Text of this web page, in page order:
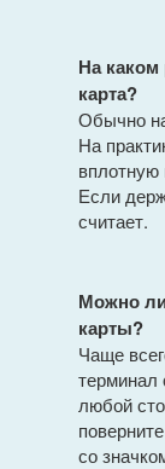
На каком
карта?
Обычно
На
вплотную
Если
считает.
Можно
карты?
Чаще
терминал
любой
со